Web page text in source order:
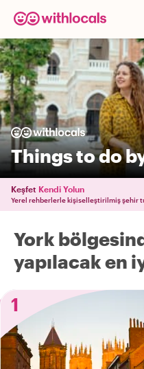
Things to do
Keşfet Kendi Yolun
Yerel rehberlerle kişiselleştirilmiş şehir
York
yapılacak en
1